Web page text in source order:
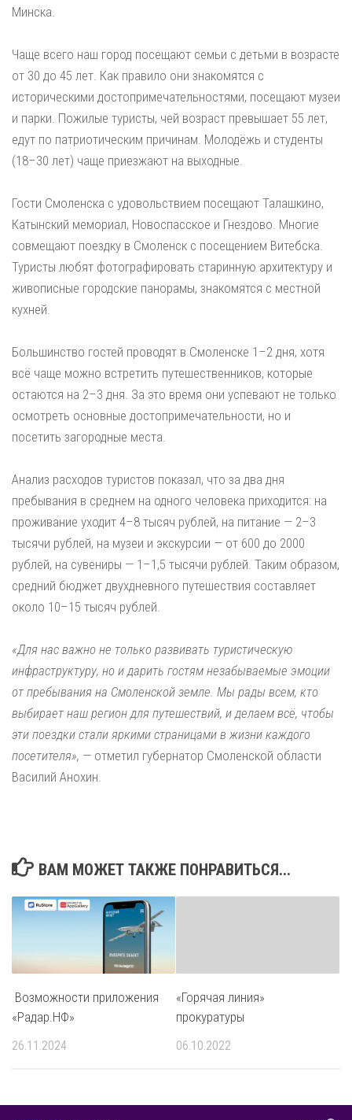
Минска.
Чаще всего наш город посещают семьи с детьми в возрасте
от 30 до 45 лет. Как правило они знакомятся с
историческими достопримечательностями, посещают музеи
и парки. Пожилые туристы, чей возраст превышает 55 лет,
едут по патриотическим причинам. Молодёжь и студенты
(18–30 лет) чаще приезжают на выходные.
Гости Смоленска с удовольствием посещают Талашкино,
Катынский мемориал, Новоспасское и Гнездово. Многие
совмещают поездку в Смоленск с посещением Витебска.
Туристы любят фотографировать старинную архитектуру и
живописные городские панорамы, знакомятся с местной
кухней.
Большинство гостей проводят в Смоленске 1–2 дня, хотя
всё чаще можно встретить путешественников, которые
остаются на 2–3 дня. За это время они успевают не только
осмотреть основные достопримечательности, но и
посетить загородные места.
Анализ расходов туристов показал, что за два дня
пребывания в среднем на одного человека приходится: на
проживание уходит 4–8 тысяч рублей, на питание — 2–3
тысячи рублей, на музеи и экскурсии — от 600 до 2000
рублей, на сувениры — 1–1,5 тысячи рублей. Таким образом,
средний бюджет двухдневного путешествия составляет
около 10–15 тысяч рублей.
«Для нас важно не только развивать туристическую
инфраструктуру, но и дарить гостям незабываемые эмоции
от пребывания на Смоленской земле. Мы рады всем, кто
выбирает наш регион для путешествий, и делаем всё, чтобы
эти поездки стали яркими страницами в жизни каждого
посетителя», — отметил губернатор Смоленской области
Василий Анохин.
ВАМ МОЖЕТ ТАКЖЕ ПОНРАВИТЬСЯ...
Возможности приложения
«Радар.НФ»
26.11.2024
«Горячая линия»
прокуратуры
06.10.2022